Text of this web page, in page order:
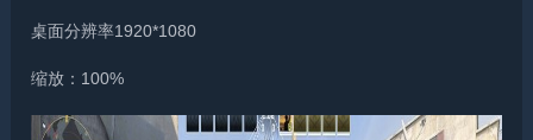
桌面分辨率1920*1080
缩放：100%